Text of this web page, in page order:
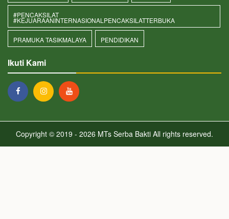
#PENCAKSILAT
#KEJUARAANINTERNASIONALPENCAKSILATTERBUKA
PRAMUKA TASIKMALAYA PENDIDIKAN
Ikuti Kami
Copyright © 2019 - 2026 MTs Serba Bakti All rights reserved.